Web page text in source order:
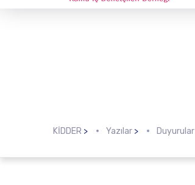
KİDDER > Yazılar > Duyurular